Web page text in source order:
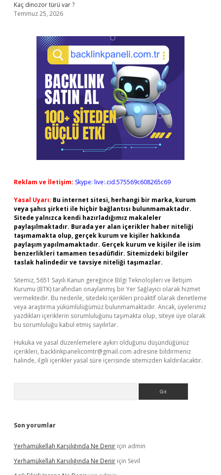
Kaç dinozor türü var ?
Temmuz 25, 2026
Reklam ve İletişim: Skype: live:.cid.575569c608265c69
Yasal Uyarı: Bu internet sitesi, herhangi bir marka, kurum
veya şahıs şirketi ile hiçbir bağlantısı bulunmamaktadır.
Sitede yalnızca kendi hazırladığımız makaleler
paylaşılmaktadır. Burada yer alan içerikler haber niteliği
taşımamakta olup, gerçek kurum ve kişiler hakkında
paylaşım yapılmamaktadır. Gerçek kurum ve kişiler ile isim
benzerlikleri tamamen tesadüfidir. Sitemizdeki bilgiler
taslak halindedir ve tavsiye niteliği taşımazlar.
Sitemiz, 5651 Sayılı Kanun gereğince Bilgi Teknolojileri ve İletişim
Kurumu (BTK) tarafından onaylanmış bir Yer Sağlayıcı olarak hizmet
vermektedir. Bu nedenle, sitedeki içerikleri proaktif olarak denetleme
veya araştırma yükümlülüğümüz bulunmamaktadır. Ancak, üyelerimiz
yazdıkları içeriklerin sorumluluğunu taşımakta olup, siteye üye olarak
bu sorumluluğu kabul etmiş sayılırlar.
Hukuka ve yasal düzenlemelere aykırı olduğunu düşündüğünüz
içerikleri, backlinkpanelicomtr@gmail.com adresine bildirmeniz
halinde, ilgili içerikler yasal süre içerisinde sitemizden kaldırılacaktır.
Son yorumlar
Yerhamükellah Karşılığında Ne Denir için admin
Yerhamükellah Karşılığında Ne Denir için Sevil